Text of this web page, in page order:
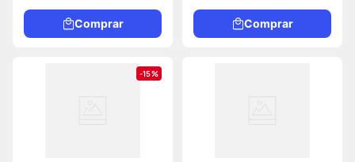
Comprar Comprar
15%